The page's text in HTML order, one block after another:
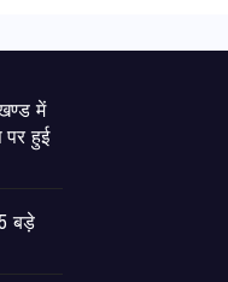
में
पर हुई
बड़े